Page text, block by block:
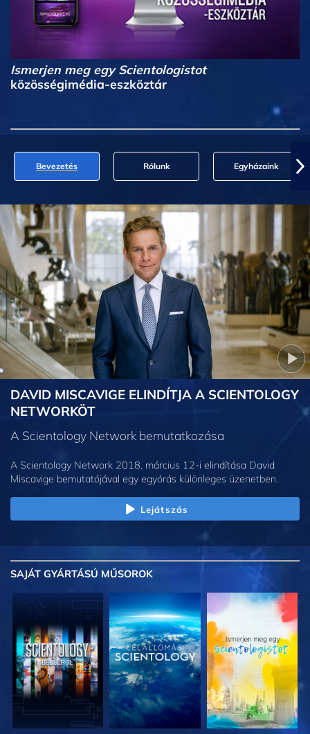
Ismerjen meg egy Scientologistot
közösségimédia-eszköztár
Bevezetés Rólunk Egyházaink
DAVID MISCAVIGE ELINDÍTJA A SCIENTOLOGY
NETWORKÖT
A Scientology Network bemutatkozása
A Scientology Network 2018. március 12-i elindítása David
Miscavige bemutatójával egy egyórás különleges üzenetben.
Lejátszás
SAJÁT GYÁRTÁSÚ MŰSOROK